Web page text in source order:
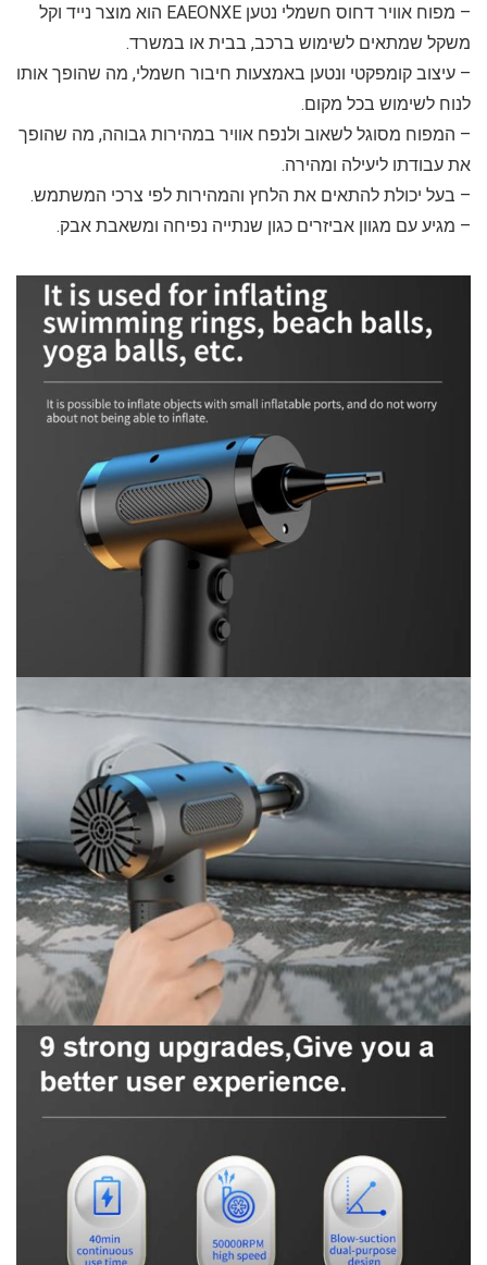
– מפוח אוויר דחוס חשמלי נטען EAEONXE הוא מוצר נייד וקל
משקל שמתאים לשימוש ברכב, בבית או במשרד.
– עיצוב קומפקטי ונטען באמצעות חיבור חשמלי, מה שהופך אותו
לנוח לשימוש בכל מקום.
– המפוח מסוגל לשאוב ולנפח אוויר במהירות גבוהה, מה שהופך
את עבודתו ליעילה ומהירה.
– בעל יכולת להתאים את הלחץ והמהירות לפי צרכי המשתמש.
– מגיע עם מגוון אביזרים כגון שנתייה נפיחה ומשאבת אבק.